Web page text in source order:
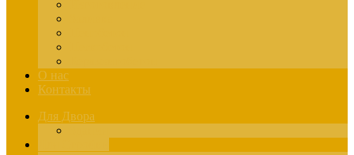
О нас
Контакты
Для Двора